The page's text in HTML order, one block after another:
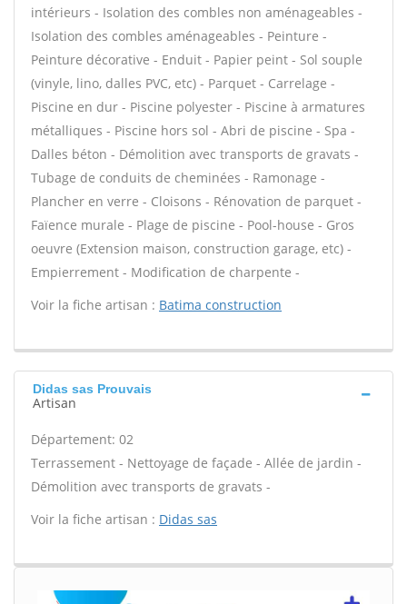
intérieurs - Isolation des combles non aménageables -
Isolation des combles aménageables - Peinture -
Peinture décorative - Enduit - Papier peint - Sol souple
(vinyle, lino, dalles PVC, etc) - Parquet - Carrelage -
Piscine en dur - Piscine polyester - Piscine à armatures
métalliques - Piscine hors sol - Abri de piscine - Spa -
Dalles béton - Démolition avec transports de gravats -
Tubage de conduits de cheminées - Ramonage -
Plancher en verre - Cloisons - Rénovation de parquet -
Faïence murale - Plage de piscine - Pool-house - Gros
oeuvre (Extension maison, construction garage, etc) -
Empierrement - Modification de charpente -
Voir la fiche artisan : Batima construction
Didas sas Prouvais
Artisan
Département: 02
Terrassement - Nettoyage de façade - Allée de jardin -
Démolition avec transports de gravats -
Voir la fiche artisan : Didas sas